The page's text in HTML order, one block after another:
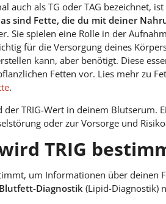
auch als TG oder TAG bezeichnet,
sind Fette, die du mit deiner
Sie spielen eine Rolle in der
für die Versorgung deines
kann, aber benötigt. Diese
Fetten vor. Lies mehr zu
.
TRIG-Wert in deinem Blutserum.
oder zur Vorsorge und
TRIG
um Informationen über deinen
Blutfett-Diagnostik(Lipid-Diagnostik)